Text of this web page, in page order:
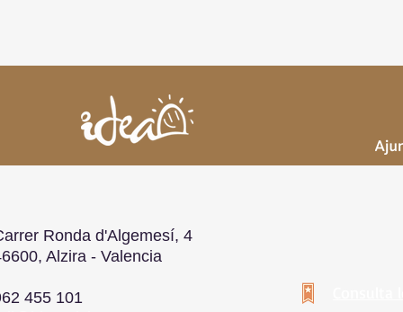
Ronda d'Algemesí, 4
Alzira - Valencia
455 101